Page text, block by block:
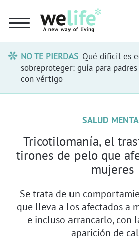
NO TE PIERDAS Qué difícil es
sobreproteger: guía para
con vértigo
SALUD
Tricotilomanía, el
tirones de pelo que
mujeres
Se trata de un
que lleva a los afectados a
e incluso arrancarlo, con
aparición de